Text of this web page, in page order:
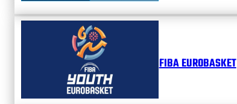
FIBA EUROBASKET